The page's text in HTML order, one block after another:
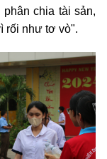
chia tài sản,
rối như tơ vò".